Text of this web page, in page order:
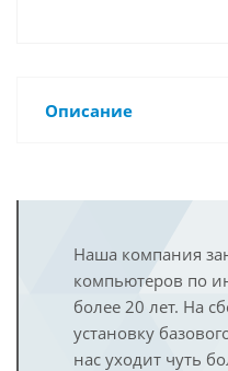
Описание
Наша компания
компьютеров по
более 20 лет. На
установку
нас уходит чуть